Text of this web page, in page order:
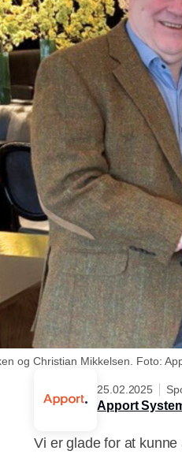
og Christian Mikkelsen. Foto:
25.02.2025
Apport
Vi er glade for at